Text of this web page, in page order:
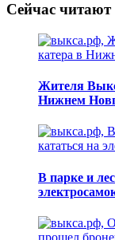
Сейчас читают
Жителя
Нижнем
В парке и